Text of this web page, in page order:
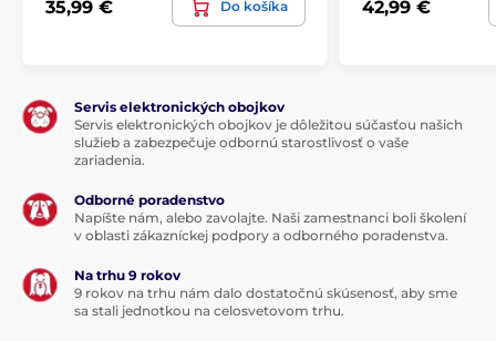
vybavený bezpečnostnou poistkou
úrovne 15 sa zariadenie resetuje. Obojok deaktivuje
korekcia aj v prípade nepretržitého štekania po 1
minútu a 20 sekúnd. Režim bude neaktívny po dobu 3
úrovne.
35,99 € Do košíka 42,99 €
Servis elektronických obojkov
Servis elektronických obojkov je dôležitou súčasťou našich
služieb a zabezpečuje odbornú starostlivosť o vaše
zariadenia.
Odborné poradenstvo
Napíšte nám, alebo zavolajte. Naši zamestnanci boli školení
v oblasti zákazníckej podpory a odborného poradenstva.
Na trhu 9 rokov
9 rokov na trhu nám dalo dostatočnú skúsenosť, aby sme
sa stali jednotkou na celosvetovom trhu.